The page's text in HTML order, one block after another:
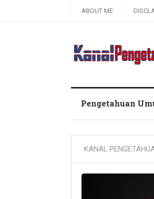
ABOUT ME
Pengetahuan
KANAL